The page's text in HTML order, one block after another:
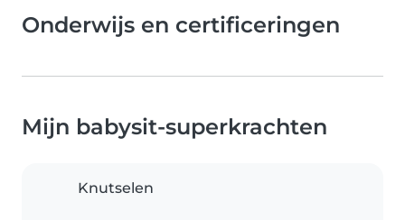
Onderwijs en certificeringen
Mijn babysit-superkrachten
Knutselen